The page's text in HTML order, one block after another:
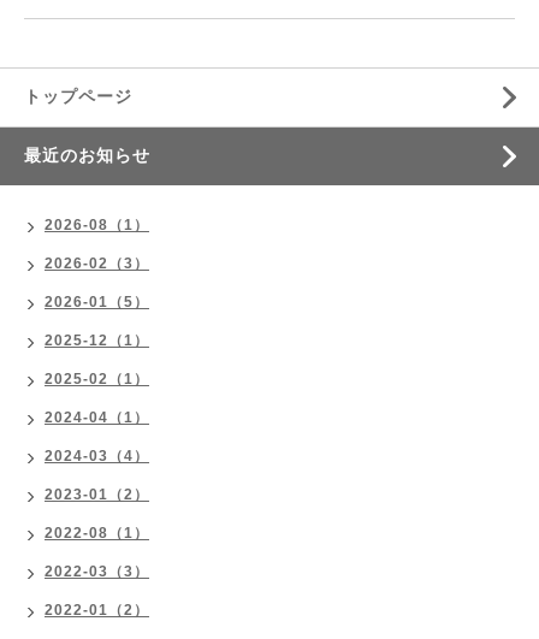
トップページ
最近のお知らせ
2026-08（1）
2026-02（3）
2026-01（5）
2025-12（1）
2025-02（1）
2024-04（1）
2024-03（4）
2023-01（2）
2022-08（1）
2022-03（3）
2022-01（2）